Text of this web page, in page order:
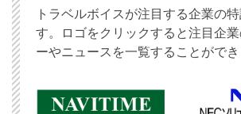
トラベルボイスが注目する企業の
す。ロゴをクリックすると注目企
ーやニュースを一覧することができ